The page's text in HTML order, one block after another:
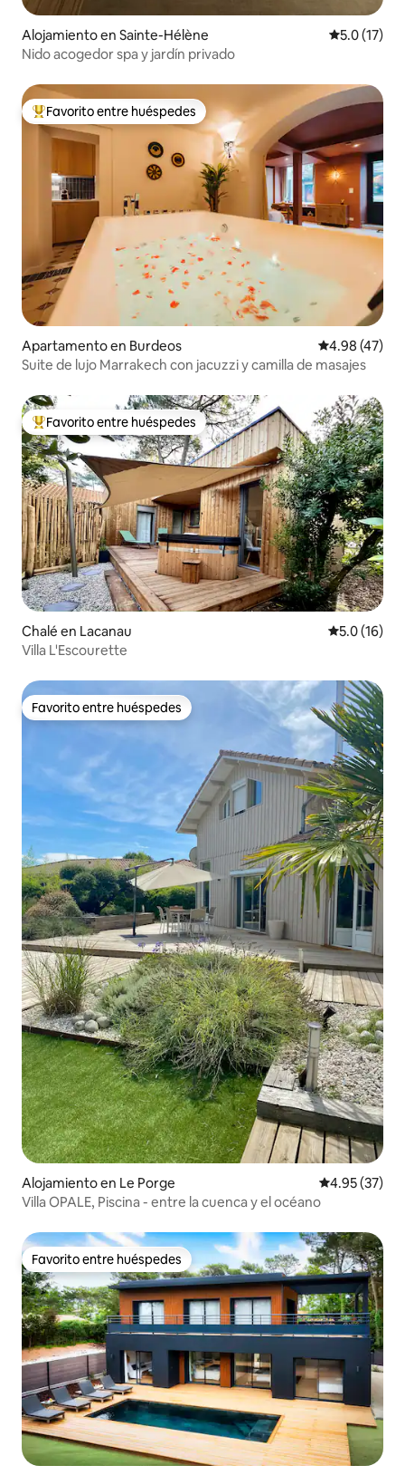
Alojamiento en Sainte-Hélène Calificación
5.0 (17)
Nido acogedor spa y jardín privado
Favorito entre huéspedes preferido
Favorito entre huéspedes
Apartamento en Burdeos Calificación
4.98 (47)
Suite de lujo Marrakech con jacuzzi y camilla de masajes
Favorito entre huéspedes preferido
Favorito entre huéspedes
Chalé en Lacanau Calificación
5.0 (16)
Villa L'Escourette
Favorito entre huéspedes
Favorito entre huéspedes
Alojamiento en Le Porge Calificación
4.95 (37)
Villa OPALE, Piscina - entre la cuenca y el océano
Favorito entre huéspedes
Favorito entre huéspedes